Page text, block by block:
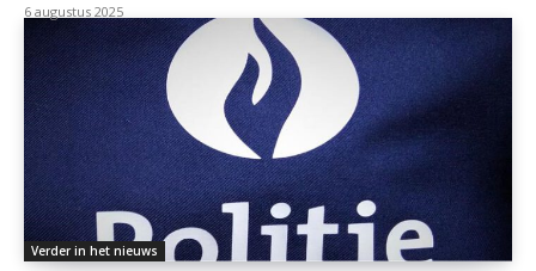
6 augustus 2025
Verder in het nieuws